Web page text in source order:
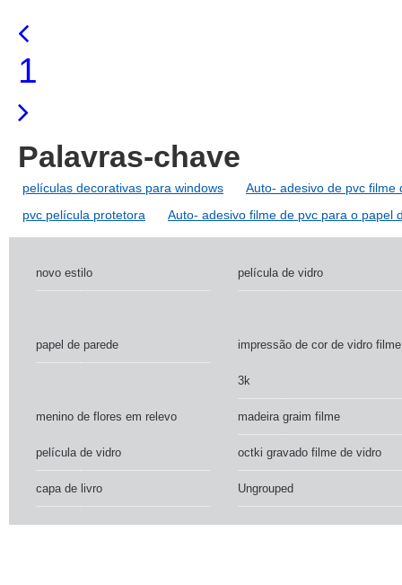
vender diretamente 5: re
1
Palavras-chave
películas decorativas para windows
Auto- adesivo de pvc
pvc película protetora
Auto- adesivo filme de pvc para o papel
novo estilo película de vidro
papel de parede impressão de cor de vidro filme
3k
menino de flores em relevo
película de vidro
madeira graim filme
octki gravado filme de vidro
capa de livro Ungrouped